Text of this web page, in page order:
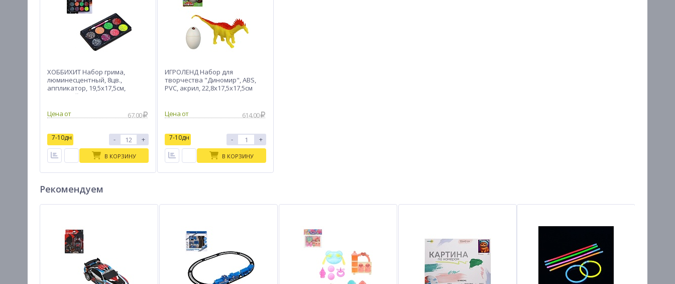
ХОББИХИТ Набор грима,
люминесцентный, 8цв.,
аппликатор, 19,5х17,5см,
масляный грим, пластик
Цена от
67.00
7-10дн - +
В КОРЗИНУ
ИГРОЛЕНД Набор для
творчества "Диномир", ABS,
PVC, акрил, 22,8х17,5х17,5см
Цена от 614.00
7-10дн - +
В КОРЗИНУ
Рекомендуем